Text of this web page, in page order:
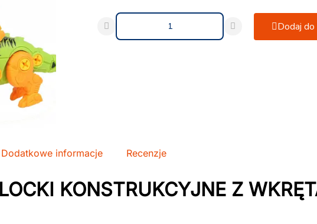
Dodaj
Dodatkowe informacje Recenzje
KONSTRUKCYJNE Z